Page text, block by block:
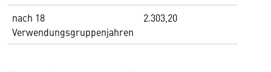
nach 18
Verwendungsgruppenjahren
2.303,20